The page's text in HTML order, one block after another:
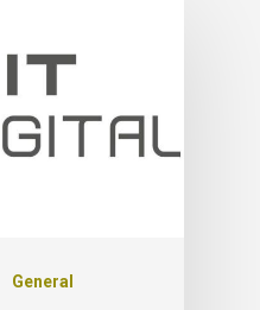
General